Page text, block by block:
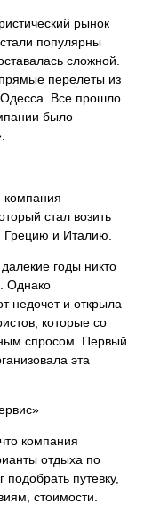
рынок
стали популярны
сложной.
перелеты из
Все прошло
было
компания
стал возить
и Италию.
годы никто
Однако
недочет и открыла
которые со
спросом. Первый
эта
компания
отдыха по
путевку,
стоимости.